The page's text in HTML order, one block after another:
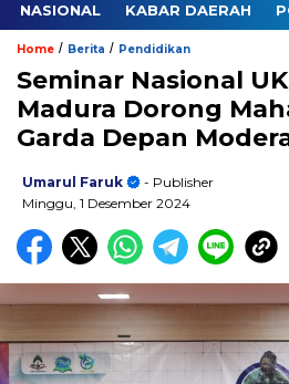
NASIONAL KABAR DAERAH
Home / Berita / Pendidikan
Seminar Nasional
Madura Dorong
Garda Depan
Umarul Faruk
- Publisher
Minggu, 1 Desember 2024